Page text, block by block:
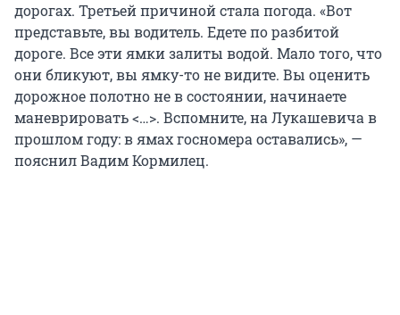
дорогах. Третьей причиной стала погода. «Вот
представьте, вы водитель. Едете по разбитой
дороге. Все эти ямки залиты водой. Мало того, что
они бликуют, вы ямку-то не видите. Вы оценить
дорожное полотно не в состоянии, начинаете
маневрировать <…>. Вспомните, на Лукашевича в
прошлом году: в ямах госномера оставались», —
пояснил Вадим Кормилец.